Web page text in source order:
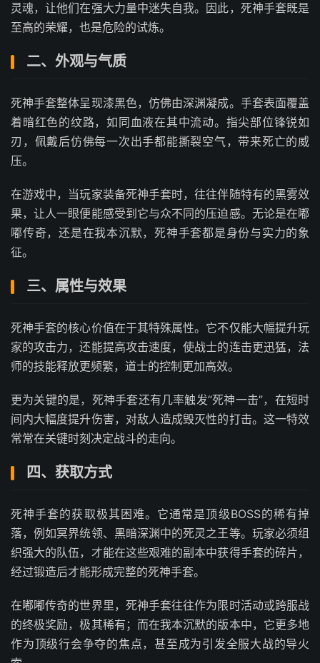
灵魂，让他们在强大力量中迷失自我。因此，死神手套既是
至高的荣耀，也是危险的试炼。
二、外观与气质
死神手套整体呈现漆黑色，仿佛由深渊凝成。手套表面覆盖
着暗红色的纹路，如同血液在其中流动。指尖部位锋锐如
刃，佩戴后仿佛每一次出手都能撕裂空气，带来死亡的威
压。
在游戏中，当玩家装备死神手套时，往往伴随特有的黑雾效
果，让人一眼便能感受到它与众不同的压迫感。无论是在嘟
嘟传奇，还是在我本沉默，死神手套都是身份与实力的象
征。
三、属性与效果
死神手套的核心价值在于其特殊属性。它不仅能大幅提升玩
家的攻击力，还能提高攻击速度，使战士的连击更迅猛，法
师的技能释放更频繁，道士的控制更加高效。
更为关键的是，死神手套还有几率触发“死神一击”，在短时
间内大幅度提升伤害，对敌人造成毁灭性的打击。这一特效
常常在关键时刻决定战斗的走向。
四、获取方式
死神手套的获取极其困难。它通常是顶级BOSS的稀有掉
落，例如冥界统领、黑暗深渊中的死灵之王等。玩家必须组
织强大的队伍，才能在这些艰难的副本中获得手套的碎片，
经过锻造后才能形成完整的死神手套。
在嘟嘟传奇的世界里，死神手套往往作为限时活动或跨服战
的终极奖励，极其稀有；而在我本沉默的版本中，它更多地
作为顶级行会争夺的焦点，甚至成为引发全服大战的导火